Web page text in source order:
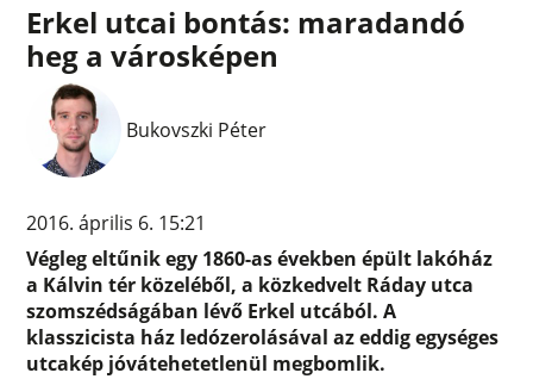
Erkel utcai bontás: maradandó
heg a városképen
Bukovszki Péter
2016. április 6. 15:21
Végleg eltűnik egy 1860-as években épült lakóház
a Kálvin tér közeléből, a közkedvelt Ráday utca
szomszédságában lévő Erkel utcából. A
klasszicista ház ledózerolásával az eddig egységes
utcakép jóvátehetetlenül megbomlik.